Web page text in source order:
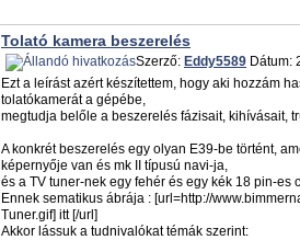
Tolató kamera beszerelés
Szerző: Eddy5589 Dátum:
Ezt a leírást azért készítettem, hogy aki hozzám
tolatókamerát a gépébe,
megtudja belőle a beszerelés fázisait, kihívásait,
A konkrét beszerelés egy olyan E39-be történt,
képernyője van és mk II típusú navi-ja,
és a TV tuner-nek egy fehér és egy kék 18 pin-es
Ennek sematikus ábrája : [url=http://
Tuner.gif] itt [/url]
Akkor lássuk a tudnivalókat témák szerint: